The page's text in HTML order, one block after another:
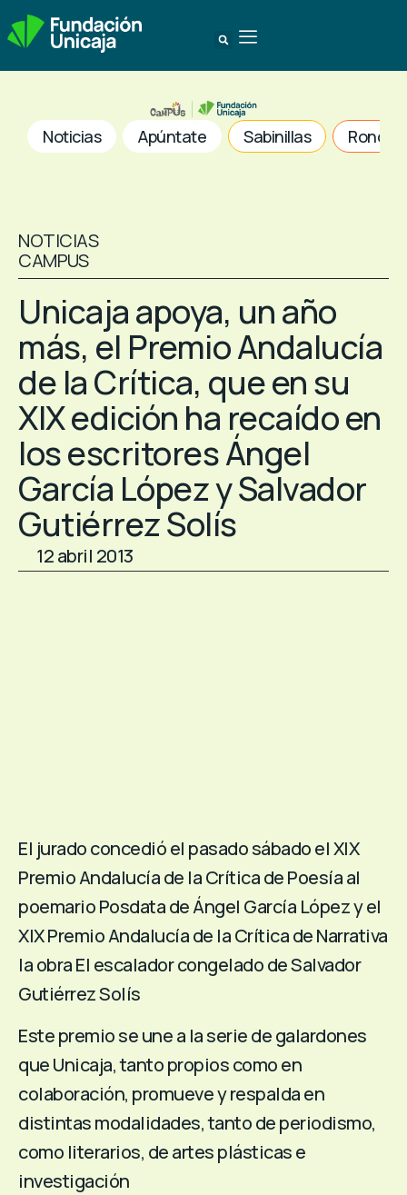
Noticias Apúntate Sabinillas Ronda
NOTICIAS
CAMPUS
Unicaja apoya, un año
más, el Premio Andalucía
de la Crítica, que en su
XIX edición ha recaído en
los escritores Ángel
García López y Salvador
Gutiérrez Solís
12 abril 2013
El jurado concedió el pasado sábado el XIX
Premio Andalucía de la Crítica de Poesía al
poemario Posdata de Ángel García López y el
XIX Premio Andalucía de la Crítica de Narrativa
la obra El escalador congelado de Salvador
Gutiérrez Solís
Este premio se une a la serie de galardones
que Unicaja, tanto propios como en
colaboración, promueve y respalda en
distintas modalidades, tanto de periodismo,
como literarios, de artes plásticas e
investigación